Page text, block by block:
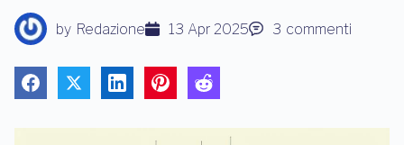
by Redazione 13 Apr 2025 3 commenti